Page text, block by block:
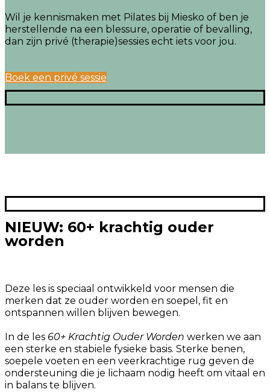
Wil je kennismaken met Pilates bij Miesko of ben je
herstellende na een blessure, operatie of bevalling,
dan zijn privé (therapie)sessies echt iets voor jou.
Boek een privé sessie
NIEUW: 60+ krachtig ouder
worden
Deze les is speciaal ontwikkeld voor mensen die
merken dat ze ouder worden en soepel, fit en
ontspannen willen blijven bewegen.
In de les 60+ Krachtig Ouder Worden werken we aan
een sterke en stabiele fysieke basis. Sterke benen,
soepele voeten en een veerkrachtige rug geven de
ondersteuning die je lichaam nodig heeft om vitaal en
in balans te blijven.